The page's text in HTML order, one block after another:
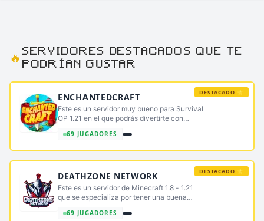
🔥
SERVIDORES DESTACADOS QUE TE
PODRÍAN GUSTAR
DESTACADO ⭐
ENCHANTEDCRAFT
Este es un servidor muy bueno para Survival
OP 1.21 en el que podrás divertirte con
69 JUGADORES
DESTACADO ⭐
DEATHZONE NETWORK
Este es un servidor de Minecraft 1.8 - 1.21
que se especializa por tener una buena
- 1.21 que se especializa por tener una buena
69 JUGADORES